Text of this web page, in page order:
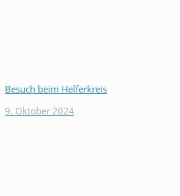
Besuch beim Helferkreis
9. Oktober 2024